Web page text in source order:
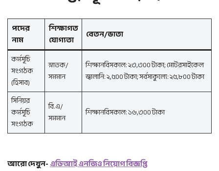
পদের
নাম
শিক্ষাগত
যোগ্যতা
বেতন/ভাতা
কর্মসূচি
সংগঠক
(হিসাব)
স্নাতক/
সমমান
শিক্ষানবিসকাল: ২৩,৩০০ টাকা; মোটরসাইকেল
জ্বালানি: ২,৫০০ টাকা; সর্বসাকুল্যে: ২৫,৮০০ টাকা
সিনিয়র
কর্মসূচি
সংগঠক
বি.এ/
সমমান
শিক্ষানবিসকাল: ১৬,৩০০ টাকা
আরো দেখুন-এডিআই এনজিও নিয়োগ বিজ্ঞপ্তি